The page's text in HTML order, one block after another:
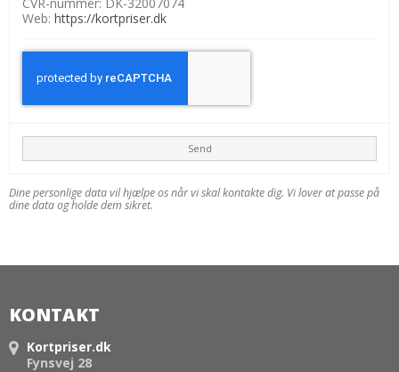
CVR-nummer: DK-32007074
Web: https://kortpriser.dk
Send
Dine personlige data vil hjælpe os når vi skal kontakte dig. Vi lover at passe på
dine data og holde dem sikret.
KONTAKT
Kortpriser.dk
Fynsvej 28